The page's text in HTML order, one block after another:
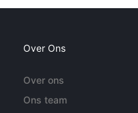
Over Ons
Over ons
Ons team